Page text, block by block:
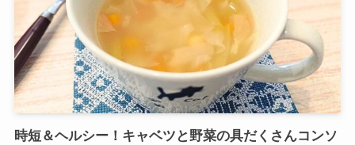
時短＆ヘルシー！キャベツと野菜の具だくさんコンソ